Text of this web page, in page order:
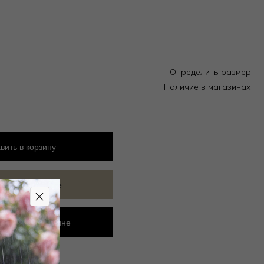
Определить размер
Наличие в магазинах
в корзину
в избранное
в магазине